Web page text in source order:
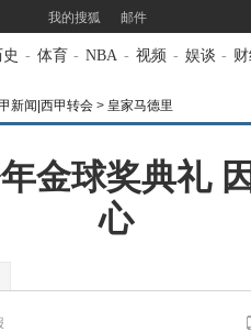
我的搜狐 邮件
史 - 体育 - NBA - 视频 - 娱谈 -
新闻|西甲转会 > 皇家马德里
金球奖典礼
心